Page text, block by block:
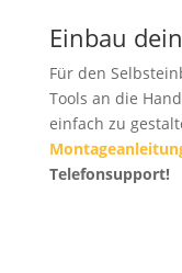
Einbau
Für den
Tools an die
einfach zu
Telefonsupport!